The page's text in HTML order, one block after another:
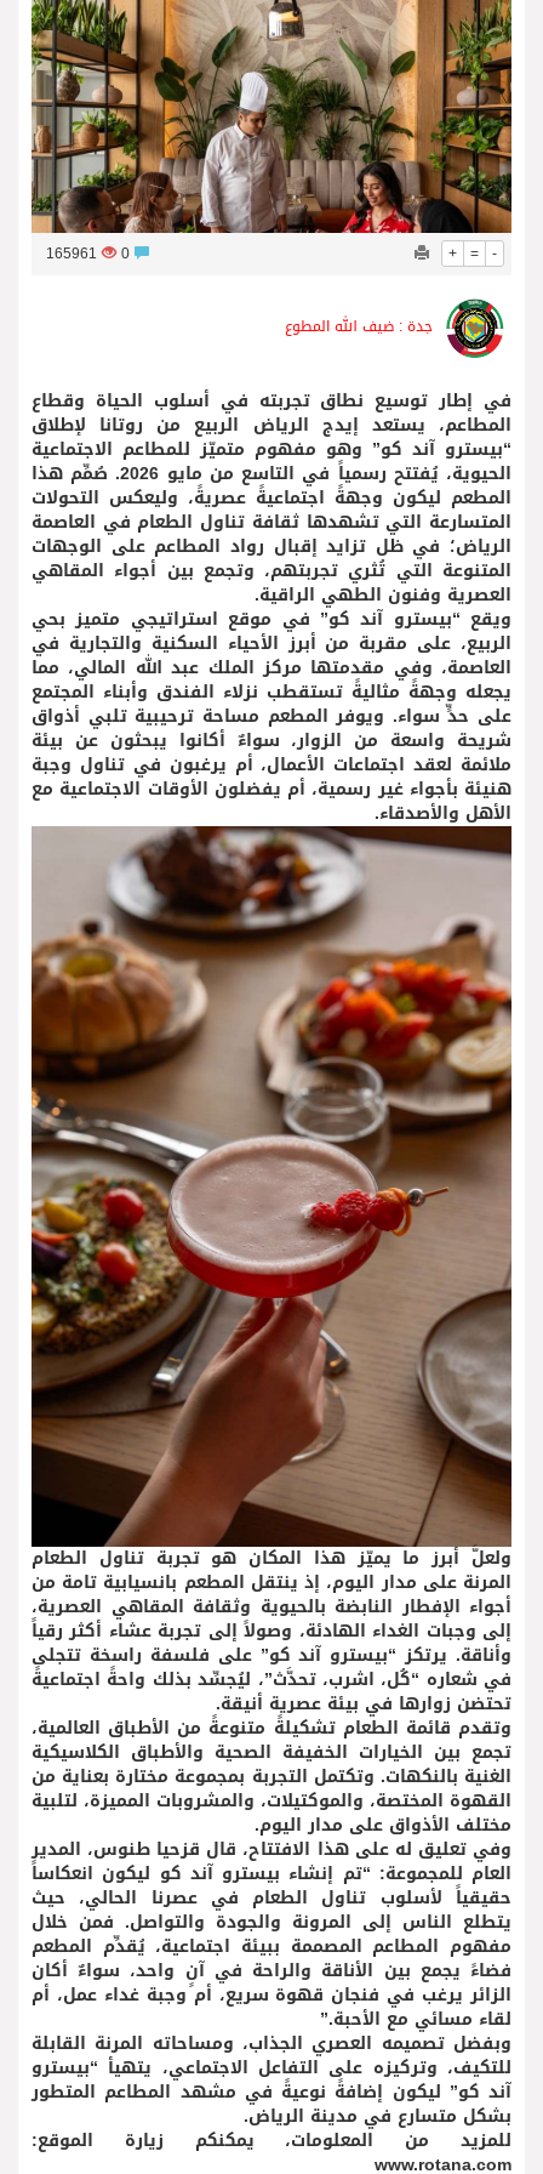
+ = -
165961
جدة : ضيف الله المطوع
في إطار توسيع نطاق تجربته في أسلوب الحياة وقطاع
المطاعم، يستعد إيدج الرياض الربيع من روتانا لإطلاق
“بيسترو آند كو” وهو مفهوم متميّز للمطاعم الاجتماعية
الحيوية، يُفتتح رسمياً في التاسع من مايو 2026. صُمِّم هذا
المطعم ليكون وجهةً اجتماعيةً عصريةً، وليعكس التحولات
المتسارعة التي تشهدها ثقافة تناول الطعام في العاصمة
الرياض؛ في ظل تزايد إقبال رواد المطاعم على الوجهات
المتنوعة التي تُثري تجربتهم، وتجمع بين أجواء المقاهي
العصرية وفنون الطهي الراقية.
ويقع “بيسترو آند كو” في موقع استراتيجي متميز بحي
الربيع، على مقربة من أبرز الأحياء السكنية والتجارية في
العاصمة، وفي مقدمتها مركز الملك عبد الله المالي، مما
يجعله وجهةً مثاليةً تستقطب نزلاء الفندق وأبناء المجتمع
على حدٍّ سواء. ويوفر المطعم مساحة ترحيبية تلبي أذواق
شريحة واسعة من الزوار، سواءٌ أكانوا يبحثون عن بيئة
ملائمة لعقد اجتماعات الأعمال، أم يرغبون في تناول وجبة
هنيئة بأجواء غير رسمية، أم يفضلون الأوقات الاجتماعية مع
الأهل والأصدقاء.
ولعلَّ أبرز ما يميّز هذا المكان هو تجربة تناول الطعام
المرنة على مدار اليوم، إذ ينتقل المطعم بانسيابية تامة من
أجواء الإفطار النابضة بالحيوية وثقافة المقاهي العصرية،
إلى وجبات الغداء الهادئة، وصولاً إلى تجربة عشاء أكثر رقياً
وأناقة. يرتكز “بيسترو آند كو” على فلسفة راسخة تتجلى
في شعاره “كُل، اشرب، تحدَّث”، ليُجسِّد بذلك واحةً اجتماعيةً
تحتضن زوارها في بيئة عصرية أنيقة.
وتقدم قائمة الطعام تشكيلةً متنوعةً من الأطباق العالمية،
تجمع بين الخيارات الخفيفة الصحية والأطباق الكلاسيكية
الغنية بالنكهات. وتكتمل التجربة بمجموعة مختارة بعناية من
القهوة المختصة، والموكتيلات، والمشروبات المميزة، لتلبية
مختلف الأذواق على مدار اليوم.
وفي تعليق له على هذا الافتتاح، قال قزحيا طنوس، المدير
العام للمجموعة: “تم إنشاء بيسترو آند كو ليكون انعكاساً
حقيقياً لأسلوب تناول الطعام في عصرنا الحالي، حيث
يتطلع الناس إلى المرونة والجودة والتواصل. فمن خلال
مفهوم المطاعم المصممة ببيئة اجتماعية، يُقدِّم المطعم
فضاءً يجمع بين الأناقة والراحة في آنٍ واحد، سواءٌ أكان
الزائر يرغب في فنجان قهوة سريع، أم وجبة غداء عمل، أم
لقاء مسائي مع الأحبة.”
وبفضل تصميمه العصري الجذاب، ومساحاته المرنة القابلة
للتكيف، وتركيزه على التفاعل الاجتماعي، يتهيأ “بيسترو
آند كو” ليكون إضافةً نوعيةً في مشهد المطاعم المتطور
بشكل متسارع في مدينة الرياض.
للمزيد من المعلومات، يمكنكم زيارة الموقع:
www.rotana.com